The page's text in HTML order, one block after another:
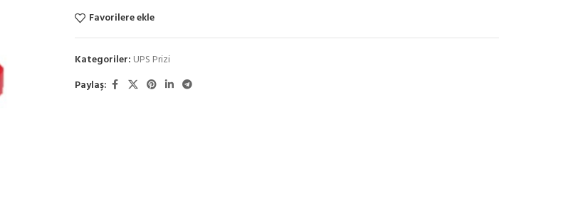
Favorilere ekle
Kategoriler: UPS Prizi
Paylaş: